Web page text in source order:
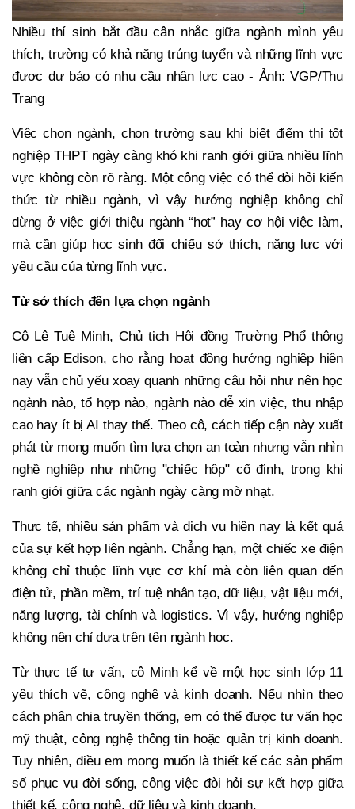
Nhiều thí sinh bắt đầu cân nhắc giữa ngành mình yêu
thích, trường có khả năng trúng tuyển và những lĩnh vực
được dự báo có nhu cầu nhân lực cao - Ảnh: VGP/Thu
Trang
Việc chọn ngành, chọn trường sau khi biết điểm thi tốt
nghiệp THPT ngày càng khó khi ranh giới giữa nhiều lĩnh
vực không còn rõ ràng. Một công việc có thể đòi hỏi kiến
thức từ nhiều ngành, vì vậy hướng nghiệp không chỉ
dừng ở việc giới thiệu ngành “hot” hay cơ hội việc làm,
mà cần giúp học sinh đối chiếu sở thích, năng lực với
yêu cầu của từng lĩnh vực.
Từ sở thích đến lựa chọn ngành
Cô Lê Tuệ Minh, Chủ tịch Hội đồng Trường Phổ thông
liên cấp Edison, cho rằng hoạt động hướng nghiệp hiện
nay vẫn chủ yếu xoay quanh những câu hỏi như nên học
ngành nào, tổ hợp nào, ngành nào dễ xin việc, thu nhập
cao hay ít bị AI thay thế. Theo cô, cách tiếp cận này xuất
phát từ mong muốn tìm lựa chọn an toàn nhưng vẫn nhìn
nghề nghiệp như những "chiếc hộp" cố định, trong khi
ranh giới giữa các ngành ngày càng mờ nhạt.
Thực tế, nhiều sản phẩm và dịch vụ hiện nay là kết quả
của sự kết hợp liên ngành. Chẳng hạn, một chiếc xe điện
không chỉ thuộc lĩnh vực cơ khí mà còn liên quan đến
điện tử, phần mềm, trí tuệ nhân tạo, dữ liệu, vật liệu mới,
năng lượng, tài chính và logistics. Vì vậy, hướng nghiệp
không nên chỉ dựa trên tên ngành học.
Từ thực tế tư vấn, cô Minh kể về một học sinh lớp 11
yêu thích vẽ, công nghệ và kinh doanh. Nếu nhìn theo
cách phân chia truyền thống, em có thể được tư vấn học
mỹ thuật, công nghệ thông tin hoặc quản trị kinh doanh.
Tuy nhiên, điều em mong muốn là thiết kế các sản phẩm
số phục vụ đời sống, công việc đòi hỏi sự kết hợp giữa
thiết kế, công nghệ, dữ liệu và kinh doanh.